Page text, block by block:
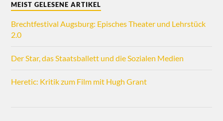
MEIST GELESENE ARTIKEL
Brechtfestival Augsburg: Episches Theater und Lehrstück
2.0
Der Star, das Staatsballett und die Sozialen Medien
Heretic: Kritik zum Film mit Hugh Grant